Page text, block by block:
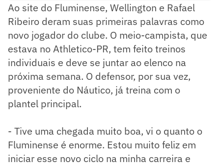
Ao site do Fluminense, Wellington e Rafael
Ribeiro deram suas primeiras palavras como
novo jogador do clube. O meio-campista, que
estava no Athletico-PR, tem feito treinos
individuais e deve se juntar ao elenco na
próxima semana. O defensor, por sua vez,
proveniente do Náutico, já treina com o
plantel principal.
- Tive uma chegada muito boa, vi o quanto o
Fluminense é enorme. Estou muito feliz em
iniciar esse novo ciclo na minha carreira e